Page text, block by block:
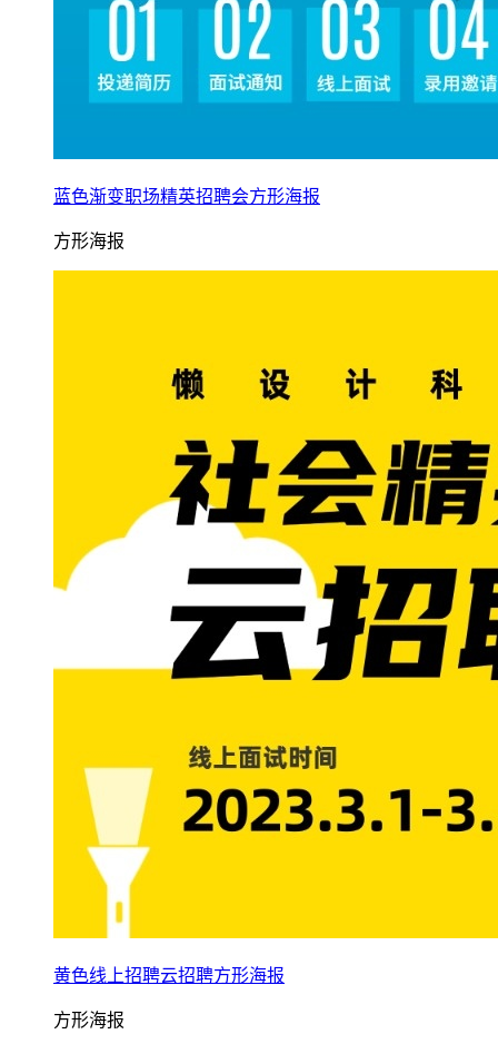
蓝色渐变职场精英招聘会方形海报
方形海报
黄色线上招聘云招聘方形海报
方形海报